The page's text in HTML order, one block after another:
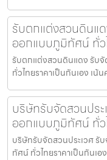
รับตกแต่งสวนดินแ
ออกแบบภูมิทัศน์ ทั่ว
รับตกแต่งสวนดินแดง รับ
ทั่วไทยราคาเป็นกันเอง เ
บริษัทรับจัดสวนปร
ออกแบบภูมิทัศน์ ทั่ว
บริษัทรับจัดสวนประเวศ
ทัศน์ ทั่วไทยราคาเป็นกันเ